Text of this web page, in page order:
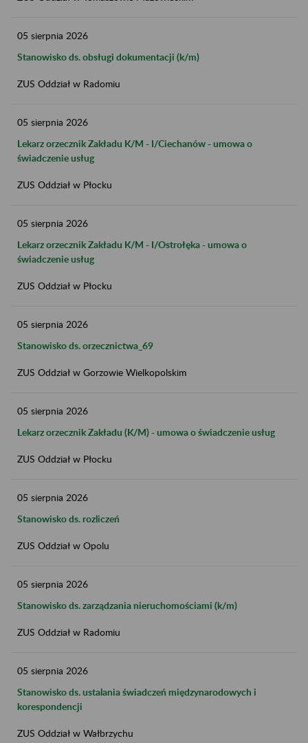
05 sierpnia 2026
Stanowisko ds. obsługi dokumentacji (k/m)
ZUS Oddział w Radomiu
05 sierpnia 2026
Lekarz orzecznik Zakładu K/M​ - I/Ciechanów - umowa o
świadczenie usług
ZUS Oddział w Płocku
05 sierpnia 2026
Lekarz orzecznik Zakładu K/M​ - I/Ostrołęka - umowa o
świadczenie usług
ZUS Oddział w Płocku
05 sierpnia 2026
Stanowisko ds. orzecznictwa_69
ZUS Oddział w Gorzowie Wielkopolskim
05 sierpnia 2026
Lekarz orzecznik Zakładu (K/M) - umowa o świadczenie usług​
ZUS Oddział w Płocku
05 sierpnia 2026
Stanowisko ds. rozliczeń
ZUS Oddział w Opolu
05 sierpnia 2026
Stanowisko ds. zarządzania nieruchomościami (k/m)
ZUS Oddział w Radomiu
05 sierpnia 2026
Stanowisko ds. ustalania świadczeń międzynarodowych i
korespondencji
ZUS Oddział w Wałbrzychu